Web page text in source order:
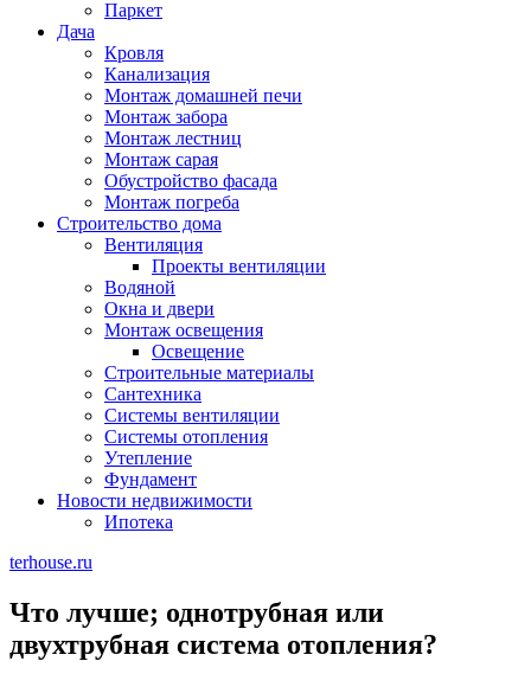
Паркет
Дача
Кровля
Канализация
Монтаж домашней печи
Монтаж забора
Монтаж лестниц
Монтаж сарая
Обустройство фасада
Монтаж погреба
Строительство дома
Вентиляция
Проекты вентиляции
Водяной
Окна и двери
Монтаж освещения
Освещение
Строительные материалы
Сантехника
Системы вентиляции
Системы отопления
Утепление
Фундамент
Новости недвижимости
Ипотека
terhouse.ru
Что лучше; однотрубная или
двухтрубная система отопления?